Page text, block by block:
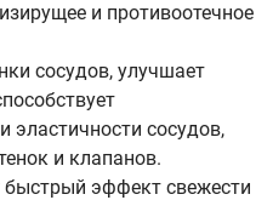
и противоотечное
сосудов, улучшает
эластичности сосудов,
и клапанов.
быстрый эффект свежести